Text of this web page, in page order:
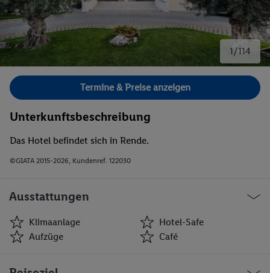
1/114
Bild 1 von 114.
Termine & Preise anzeigen
Unterkunftsbeschreibung
Das Hotel befindet sich in Rende.
©GIATA 2015-2026, Kundenref. 122030
Ausstattungen
Klimaanlage
Hotel-Safe
Aufzüge
Café